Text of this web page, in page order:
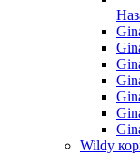
Wildy